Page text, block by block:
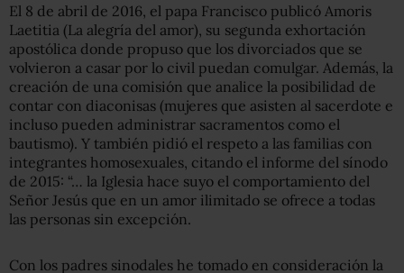
El 8 de abril de 2016, el papa Francisco publicó Amoris
Laetitia (La alegría del amor), su segunda exhortación
apostólica donde propuso que los divorciados que se
volvieron a casar por lo civil puedan comulgar. Además, la
creación de una comisión que analice la posibilidad de
contar con diaconisas (mujeres que asisten al sacerdote e
incluso pueden administrar sacramentos como el
bautismo). Y también pidió el respeto a las familias con
integrantes homosexuales, citando el informe del sínodo
de 2015: “… la Iglesia hace suyo el comportamiento del
Señor Jesús que en un amor ilimitado se ofrece a todas
las personas sin excepción.
Con los padres sinodales he tomado en consideración la